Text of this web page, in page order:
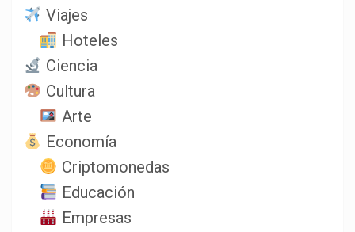
Viajes
Hoteles
Ciencia
Cultura
Arte
Economía
Criptomonedas
Educación
Empresas